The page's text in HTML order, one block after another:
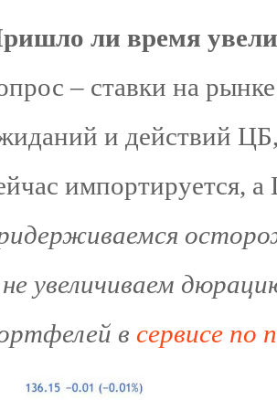
ли время
– ставки на
и действий
импортируется,
увеличиваем
в сервисе по